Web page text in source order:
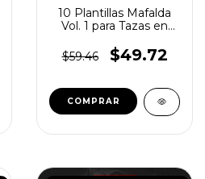
10 Plantillas Mafalda
Vol. 1 para Tazas en
$59.46
$49.72